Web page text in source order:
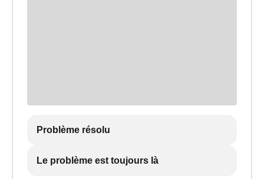
Problème résolu
Le problème est toujours là